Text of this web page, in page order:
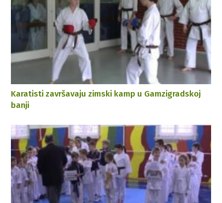
Karatisti završavaju zimski kamp u Gamzigradskoj
banji